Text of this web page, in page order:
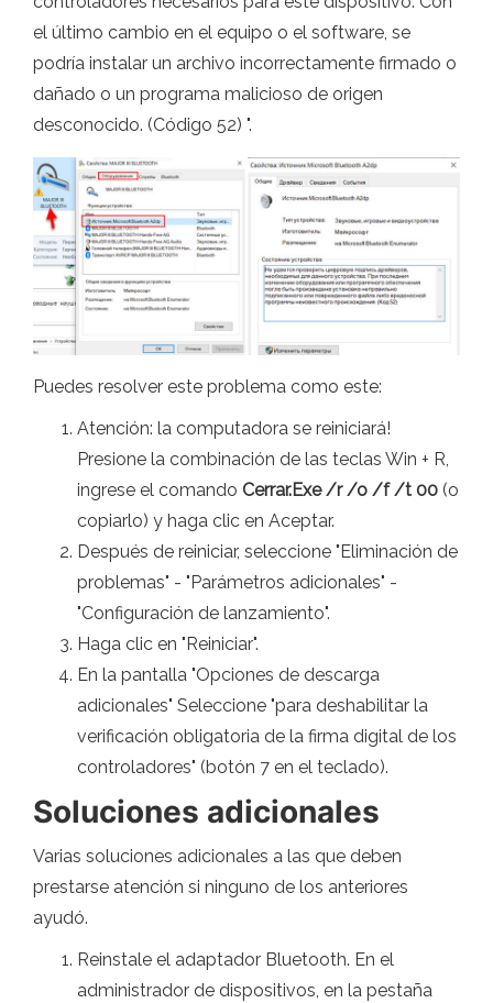
el último cambio en el equipo o el software, se
podría instalar un archivo incorrectamente firmado o
dañado o un programa malicioso de origen
desconocido. (Código 52) ".
Puedes resolver este problema como este:
Atención: la computadora se reiniciará!
Presione la combinación de las teclas Win + R,
ingrese el comando Cerrar.Exe /r /o /f /t 00 (o
copiarlo) y haga clic en Aceptar.
Después de reiniciar, seleccione "Eliminación de
problemas" - "Parámetros adicionales" -
"Configuración de lanzamiento".
Haga clic en "Reiniciar".
En la pantalla "Opciones de descarga
adicionales" Seleccione "para deshabilitar la
verificación obligatoria de la firma digital de los
controladores" (botón 7 en el teclado).
Soluciones adicionales
Varias soluciones adicionales a las que deben
prestarse atención si ninguno de los anteriores
ayudó.
Reinstale el adaptador Bluetooth. En el
administrador de dispositivos, en la pestaña